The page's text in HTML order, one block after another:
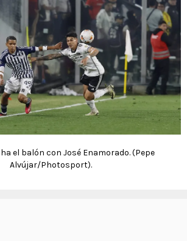
el balón con José Enamorado. (Pepe
Alvújar/Photosport).